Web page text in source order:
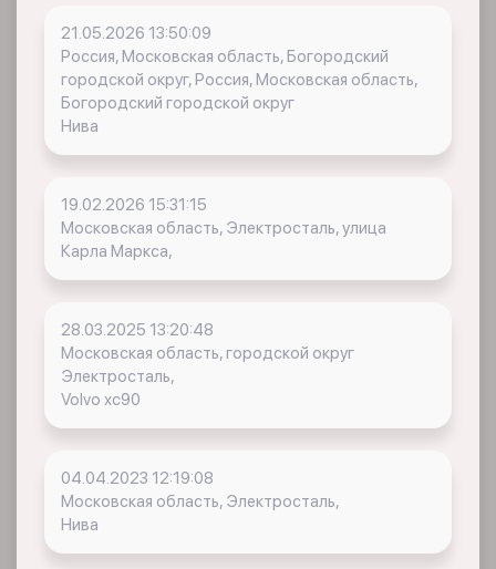
21.05.2026 13:50:09
Россия, Московская область, Богородский
городской округ, Россия, Московская область,
Богородский городской округ
Нива
19.02.2026 15:31:15
Московская область, Электросталь, улица
Карла Маркса,
28.03.2025 13:20:48
Московская область, городской округ
Электросталь,
Volvo xc90
04.04.2023 12:19:08
Московская область, Электросталь,
Нива